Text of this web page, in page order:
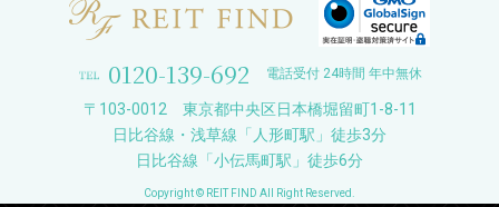
0120-139-692 電話受付 24時間 年中無休
〒103-0012 東京都中央区日本橋堀留町1-8-11
日比谷線・浅草線「人形町駅」徒歩3分
日比谷線「小伝馬町駅」徒歩6分
Copyright © REIT FIND All Right Reserved.